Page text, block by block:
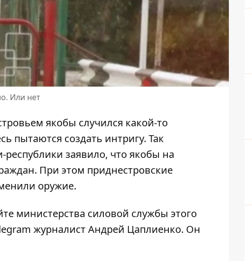
Или нет
якобы случился какой-то
пытаются создать интригу. Так
заявило, что якобы на
При этом приднестровские
оружие.
министерства силовой службы этого
журналист Андрей Цаплиенко. Он